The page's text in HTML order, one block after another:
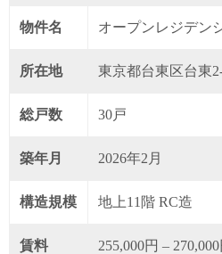
物件名 オープンレジデン
所在地 東京都台東区台東
総戸数 30戸
築年月 2026年2月
構造規模 地上11階 RC造
賃料 255,000円 – 270,000